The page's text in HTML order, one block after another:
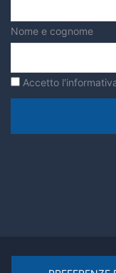
Nome e cognome
Accetto
© 2026